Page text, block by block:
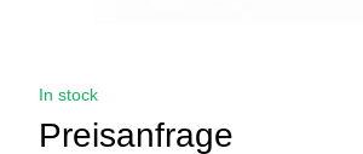
In stock
Preisanfrage